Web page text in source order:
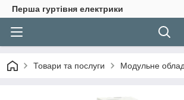
Перша гуртівня електрики
Товари та послуги Модульне